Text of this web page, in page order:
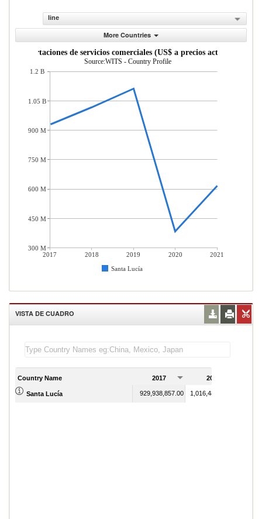
line
More Countries
Exportaciones de servicios comerciales (US$ a precios actuales)
Source:WITS - Country Profile
2017 2018 2019 2020
2021
Santa Lucía
1.2 B
1.05 B
900 M
750 M
600 M
450 M
300 M
VISTA DE CUADRO
Country Name 2017 2018
Santa Lucía 929,938,857.00 1,016,480,424.00